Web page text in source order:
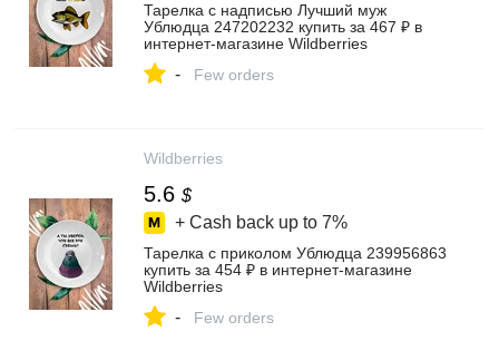
Тарелка с надписью Лучший муж
Ублюдца 247202232 купить за 467 ₽ в
интернет‑магазине Wildberries
- Few orders
Wildberries
5.6 $
+ Cash back up to 7%
Тарелка с приколом Ублюдца 239956863
купить за 454 ₽ в интернет‑магазине
Wildberries
- Few orders